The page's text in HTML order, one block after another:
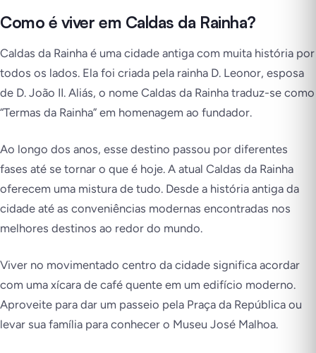
Como é viver em Caldas da Rainha?
Caldas da Rainha é uma cidade antiga com muita história por
todos os lados. Ela foi criada pela rainha D. Leonor, esposa
de D. João II. Aliás, o nome Caldas da Rainha traduz-se como
“Termas da Rainha” em homenagem ao fundador.
Ao longo dos anos, esse destino passou por diferentes
fases até se tornar o que é hoje. A atual Caldas da Rainha
oferecem uma mistura de tudo. Desde a história antiga da
cidade até as conveniências modernas encontradas nos
melhores destinos ao redor do mundo.
Viver no movimentado centro da cidade significa acordar
com uma xícara de café quente em um edifício moderno.
Aproveite para dar um passeio pela Praça da República ou
levar sua família para conhecer o Museu José Malhoa.